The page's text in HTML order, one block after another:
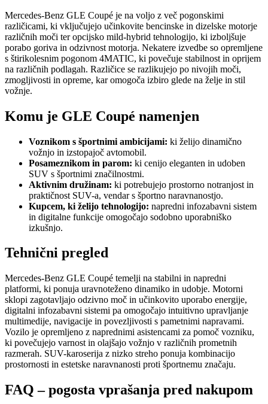
Mercedes-Benz GLE Coupé je na voljo z več pogonskimi
različicami, ki vključujejo učinkovite bencinske in dizelske motorje
različnih moči ter opcijsko mild-hybrid tehnologijo, ki izboljšuje
porabo goriva in odzivnost motorja. Nekatere izvedbe so opremljene
s štirikolesnim pogonom 4MATIC, ki povečuje stabilnost in oprijem
na različnih podlagah. Različice se razlikujejo po nivojih moči,
zmogljivosti in opreme, kar omogoča izbiro glede na želje in stil
vožnje.
Komu je GLE Coupé namenjen
Voznikom s športnimi ambicijami: ki želijo dinamično
vožnjo in izstopajoč avtomobil.
Posameznikom in parom: ki cenijo eleganten in udoben
SUV s športnimi značilnostmi.
Aktivnim družinam: ki potrebujejo prostorno notranjost in
praktičnost SUV-a, vendar s športno naravnanostjo.
Kupcem, ki želijo tehnologijo: napredni infozabavni sistem
in digitalne funkcije omogočajo sodobno uporabniško
izkušnjo.
Tehnični pregled
Mercedes-Benz GLE Coupé temelji na stabilni in napredni
platformi, ki ponuja uravnoteženo dinamiko in udobje. Motorni
sklopi zagotavljajo odzivno moč in učinkovito uporabo energije,
digitalni infozabavni sistemi pa omogočajo intuitivno upravljanje
multimedije, navigacije in povezljivosti s pametnimi napravami.
Vozilo je opremljeno z naprednimi asistencami za pomoč vozniku,
ki povečujejo varnost in olajšajo vožnjo v različnih prometnih
razmerah. SUV-karoserija z nizko streho ponuja kombinacijo
prostornosti in estetske naravnanosti proti športnemu značaju.
FAQ – pogosta vprašanja pred nakupom